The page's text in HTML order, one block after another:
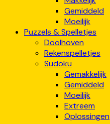
Gemiddeld
Moeilijk
Puzzels & Spelletjes
Doolhoven
Rekenspelletjes
Sudoku
Gemakkelijk
Gemiddeld
Moeilijk
Extreem
Oplossingen